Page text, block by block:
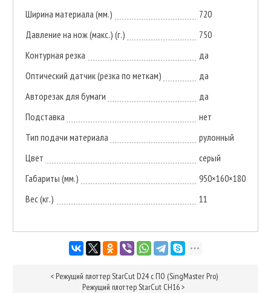
Ширина материала (мм.)
720
Давление на нож (макс.) (г.)
750
Контурная резка
да
Оптический датчик (резка по меткам)
да
Авторезак для бумаги
да
Подставка
нет
Тип подачи материала
рулонный
Цвет
серый
Габариты (мм.)
950×160×180
Вес (кг.)
11
< Режущий плоттер StarCut D24 с ПО (SingMaster Pro)
Режущий плоттер StarCut CH16>